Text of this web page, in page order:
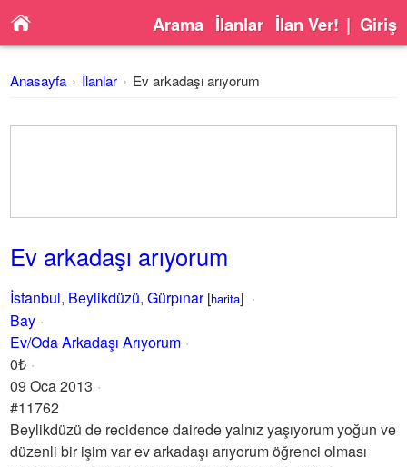
Arama İlanlar İlan Ver! | Giriş
Anasayfa İlanlar Ev arkadaşı arıyorum
Ev arkadaşı arıyorum
İstanbul, Beylikdüzü,Gürpınar[harita]
Bay
Ev/Oda Arkadaşı Arıyorum
0₺
09 Oca 2013
#11762
Beylikdüzü de recidence dairede yalnız yaşıyorum yoğun ve
düzenli bir işim var ev arkadaşı arıyorum öğrenci olması